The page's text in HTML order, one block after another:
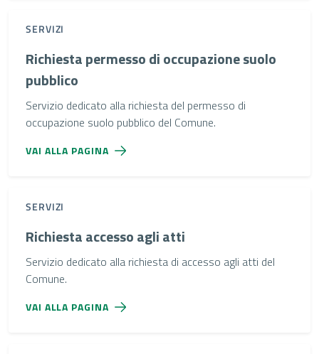
SERVIZI
Richiesta permesso di occupazione suolo
pubblico
Servizio dedicato alla richiesta del permesso di
occupazione suolo pubblico del Comune.
VAI ALLA PAGINA
SERVIZI
Richiesta accesso agli atti
Servizio dedicato alla richiesta di accesso agli atti del
Comune.
VAI ALLA PAGINA